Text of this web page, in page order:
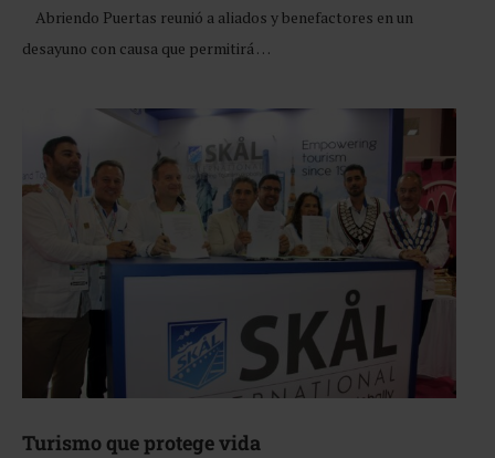
Abriendo Puertas reunió a aliados y benefactores en un
desayuno con causa que permitirá …
Turismo que protege vida